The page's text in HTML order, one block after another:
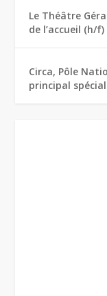
Le Théâtre
de l’accueil (h/f)
Circa, Pôle
principal